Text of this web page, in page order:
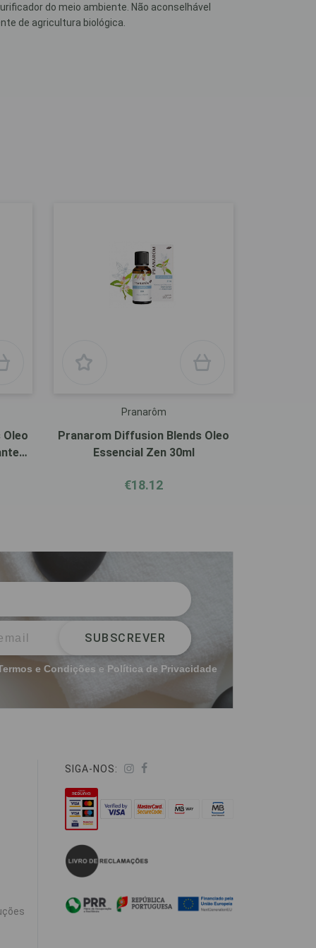
do meio ambiente. Não aconselhável
de agricultura biológica.
Pranarôm
Pranarom Diffusion Blends Oleo
Essencial Zen 30ml
€18.12
SUBSCREVER
e Condições e Política de Privacidade
SIGA-NOS: